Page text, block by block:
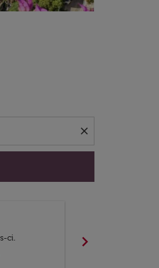
close
ci.
chevron_right